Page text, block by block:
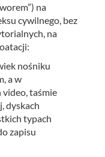
na
cywilnego, bez
na
nośniku
a w
video, taśmie
dyskach
typach
zapisu